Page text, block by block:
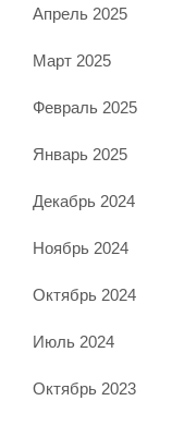
Апрель 2025
Март 2025
Февраль 2025
Январь 2025
Декабрь 2024
Ноябрь 2024
Октябрь 2024
Июль 2024
Октябрь 2023